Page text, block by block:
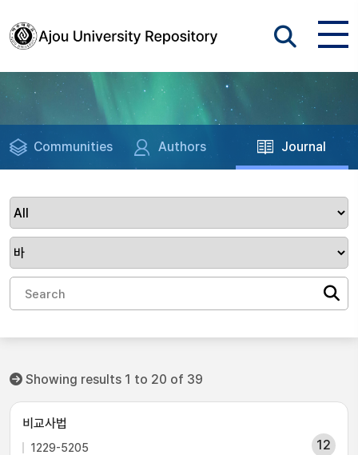
Communities Authors Journal
Showing results 1 to 20 of 39
비교사법
1229-5205 12